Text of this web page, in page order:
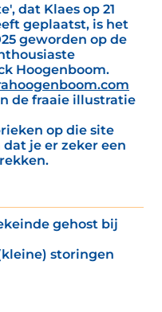
dat Klaes op 21
geplaatst, is het
geworden op de
Hoogenboom.
de fraaie illustratie
op die site
je er zeker een
gehost bij
storingen